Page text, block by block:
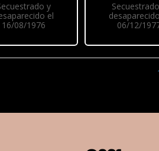
y
el
16/08/1976
06/12/